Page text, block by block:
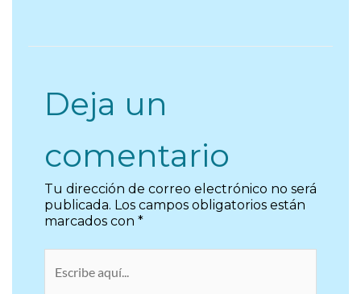
Deja un
comentario
Tu dirección de correo electrónico no será
publicada. Los campos obligatorios están
marcados con*